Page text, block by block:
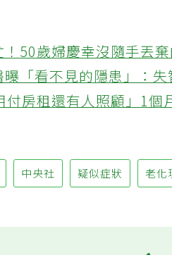
50歲婦慶幸沒隨手丟
「看不見的隱患」：
房租還有人照顧」1個
中央社 疑似症狀 老化